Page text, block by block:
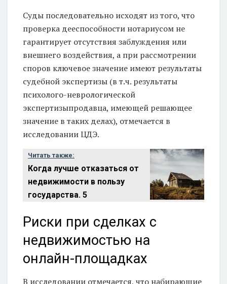
Суды последовательно исходят из того, что
проверка дееспособности нотариусом не
гарантирует отсутствия заблуждения или
внешнего воздействия, а при рассмотрении
споров ключевое значение имеют результаты
судебной экспертизы (в т.ч. результаты
психолого-неврологической
экспертизыпродавца, имеющей решающее
значение в таких делах), отмечается в
исследовании ЦДЭ.
Читать также:
Когда лучше отказаться от
недвижимости в пользу
государства. 5
Риски при сделках с
недвижимостью на
онлайн-площадках
В исследовании отмечается, что набирающие